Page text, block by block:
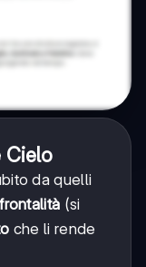
Cielo
da quelli
frontalità (si
che li rende